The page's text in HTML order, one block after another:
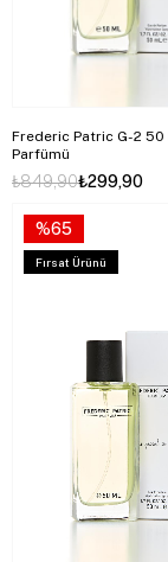
Frederic Patric G-2 50
Parfümü
₺299,90
₺849,90
%65
Fırsat Ürünü